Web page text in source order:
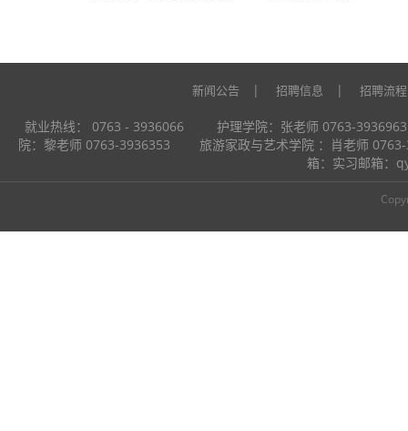
新闻公告 | 招聘信息 | 招聘流程
就业热线： 0763 - 3936066 护理学院：张老师 0763-
院：黎老师 0763-3936353 旅游家政与艺术学院 ：肖老师
箱：实习邮箱